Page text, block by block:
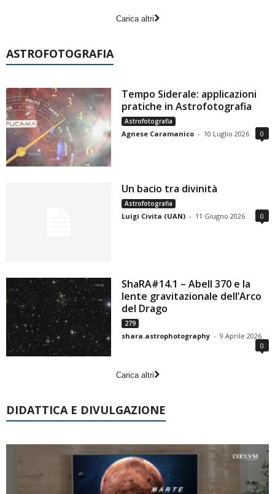
Carica altri
ASTROFOTOGRAFIA
Tempo Siderale: applicazioni
pratiche in Astrofotografia
Astrofotografia
Agnese Caramanico - 10 Luglio 2026 0
Un bacio tra divinità
Astrofotografia
Luigi Civita (UAN) - 11 Giugno 2026 0
ShaRA#14.1 – Abell 370 e la
lente gravitazionale dell’Arco
del Drago
279
shara.astrophotography - 9 Aprile 2026
0
Carica altri
DIDATTICA E DIVULGAZIONE